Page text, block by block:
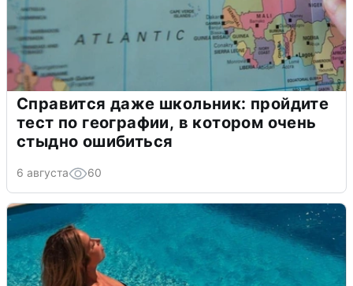
Справится даже школьник: пройдите
тест по географии, в котором очень
стыдно ошибиться
6 августа 60